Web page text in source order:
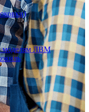
моделям ЛВМ